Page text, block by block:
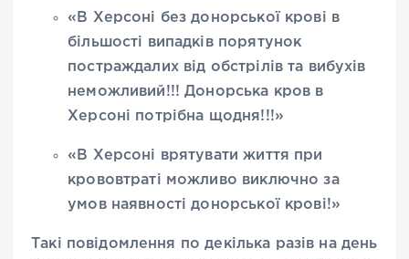
«В Херсоні без донорської крові в
більшості випадків порятунок
постраждалих від обстрілів та вибухів
неможливий!!! Донорська кров в
Херсоні потрібна щодня!!!»
«В Херсоні врятувати життя при
крововтраті можливо виключно за
умов наявності донорської крові!»
Такі повідомлення по декілька разів на день